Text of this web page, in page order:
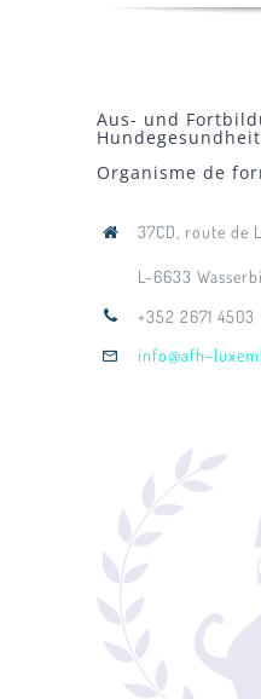
Aus- und
Organisme de
37CD, route de
L-6633
+352 2671 4503
info@afh-